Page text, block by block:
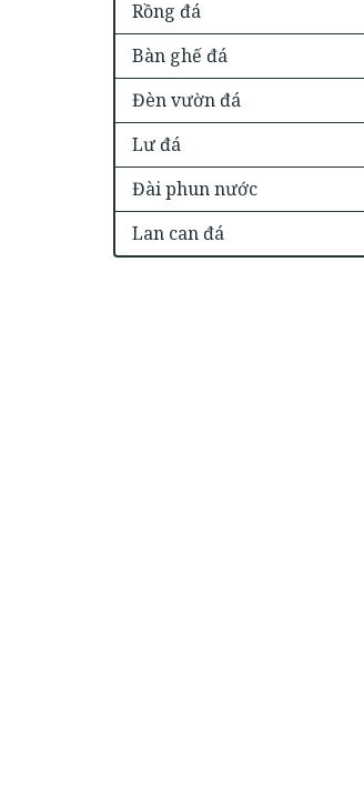
Rồng đá
Bàn ghế đá
Đèn vườn đá
Lư đá
Đài phun nước
Lan can đá